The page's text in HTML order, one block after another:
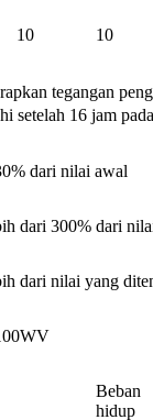
10 10
tegangan
setelah 16 jam
dari nilai awal
dari 300% dari
dari nilai yang
Beban
hidup